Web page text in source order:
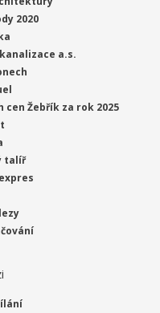
2020
a.s.
cen Žebřík za rok 2025
talíř